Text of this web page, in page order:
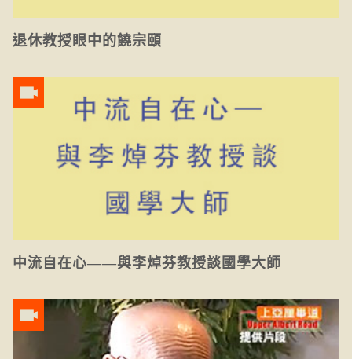
退休教授眼中的饒宗頤
中流自在心——與李焯芬教授談國學大師